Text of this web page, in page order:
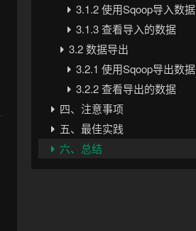
3.1.2 使用Sqoop导入数据
3.1.3 查看导入的数据
3.2 数据导出
3.2.1 使用Sqoop导出数据
3.2.2 查看导出的数据
四、注意事项
五、最佳实践
六、总结